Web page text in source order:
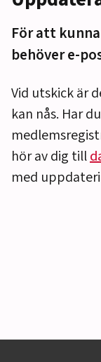
För att
behöver e-
Vid utskick är
kan nås. Har
hör av dig till
med